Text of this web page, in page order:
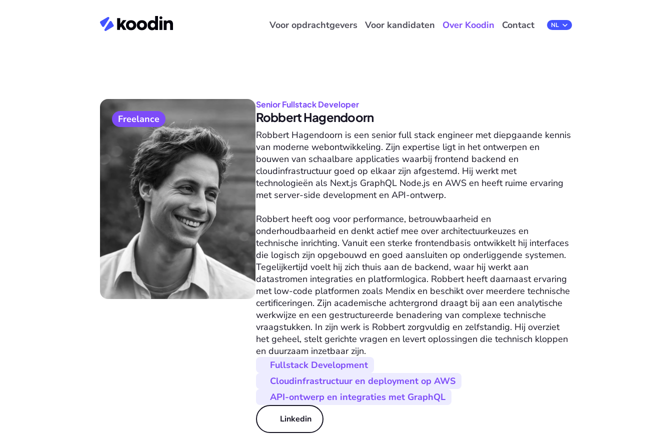
Voor opdrachtgevers Voor kandidaten Over Koodin Contact Select Language
NL
Freelance
Senior Fullstack Developer
Robbert Hagendoorn
Robbert Hagendoorn is een senior full stack engineer met diepgaande kennis
van moderne webontwikkeling. Zijn expertise ligt in het ontwerpen en
bouwen van schaalbare applicaties waarbij frontend backend en
cloudinfrastructuur goed op elkaar zijn afgestemd. Hij werkt met
technologieën als Next.js GraphQL Node.js en AWS en heeft ruime ervaring
met server-side development en API-ontwerp.
Robbert heeft oog voor performance, betrouwbaarheid en
onderhoudbaarheid en denkt actief mee over architectuurkeuzes en
technische inrichting. Vanuit een sterke frontendbasis ontwikkelt hij interfaces
die logisch zijn opgebouwd en goed aansluiten op onderliggende systemen.
Tegelijkertijd voelt hij zich thuis aan de backend, waar hij werkt aan
datastromen integraties en platformlogica. Robbert heeft daarnaast ervaring
met low-code platformen zoals Mendix en beschikt over meerdere technische
certificeringen. Zijn academische achtergrond draagt bij aan een analytische
werkwijze en een gestructureerde benadering van complexe technische
vraagstukken. In zijn werk is Robbert zorgvuldig en zelfstandig. Hij overziet
het geheel, stelt gerichte vragen en levert oplossingen die technisch kloppen
en duurzaam inzetbaar zijn.
Fullstack Development
Cloudinfrastructuur en deployment op AWS
API-ontwerp en integraties met GraphQL
Linkedin